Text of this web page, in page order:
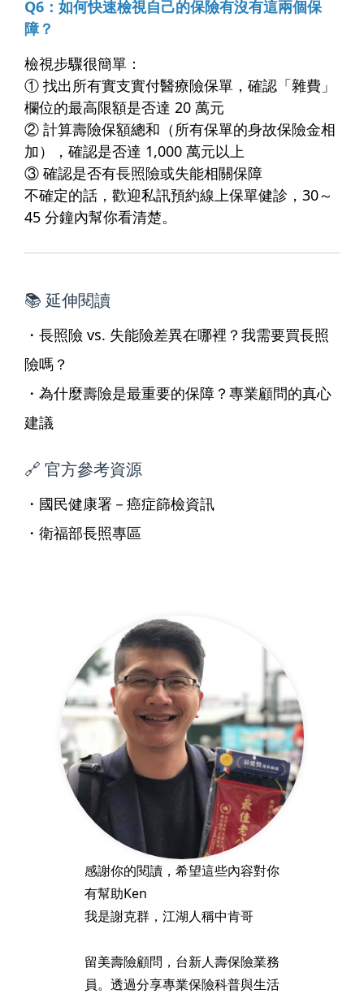
Q6：如何快速檢視自己的保險有沒有這兩個保
障？
檢視步驟很簡單：
① 找出所有實支實付醫療險保單，確認「雜費」
欄位的最高限額是否達 20 萬元
② 計算壽險保額總和（所有保單的身故保險金相
加），確認是否達 1,000 萬元以上
③ 確認是否有長照險或失能相關保障
不確定的話，歡迎私訊預約線上保單健診，30～
45 分鐘內幫你看清楚。
📚 延伸閱讀
・ 長照險 vs. 失能險差異在哪裡？我需要買長照
險嗎？
・ 為什麼壽險是最重要的保障？專業顧問的真心
建議
🔗 官方參考資源
・ 國民健康署－癌症篩檢資訊
・ 衛福部長照專區
感謝你的閱讀，希望這些內容對你
有幫助Ken
我是謝克群，江湖人稱中肯哥
留美壽險顧問，台新人壽保險業務
員。透過分享專業保險科普與生活